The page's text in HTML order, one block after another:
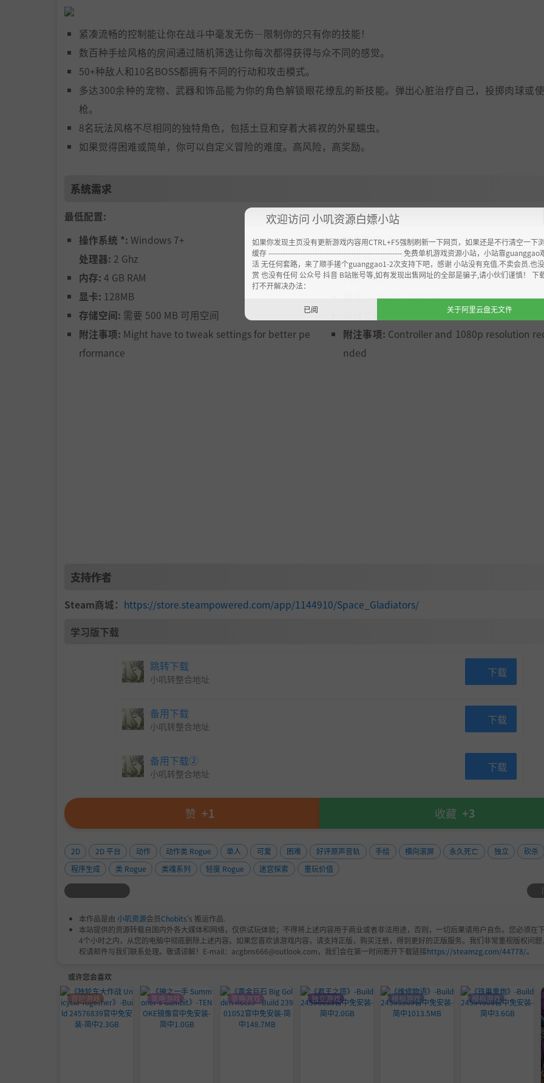
紧凑流畅的控制能让你在战斗中毫发无伤―限制你的只有你的技能！
数百种手绘风格的房间通过随机筛选让你每次都得获得与众不同的感觉。
50+种敌人和10名BOSS都拥有不同的行动和攻击模式。
多达300余种的宠物、武器和饰品能为你的角色解锁眼花缭乱的新技能。弹出心脏治疗自己，投掷肉球或
枪。
8名玩法风格不尽相同的独特角色，包括土豆和穿着大裤衩的外星蠕虫。
如果觉得困难或简单，你可以自定义冒险的难度。高风险，高奖励。
系统需求
最低配置:
操作系统 *: Windows 7+
处理器: 2 Ghz
内存: 4 GB RAM
显卡: 128MB
存储空间: 需要 500 MB 可用空间
附注事项: Might have to tweak settings for better pe
rformance
推荐配置:
操作系统:Windows 10
处理器:Intel i5+
内存:8 GB RAM
GeForce GTX 560
需要 500 MB 可用空间
附注事项: Controller and 1080p resolution
nded
支持作者
Steam商城： https://store.steampowered.com/app/1144910/Space_Gladiators/
学习版下载
跳转下载
小叽转整合地址 下载
备用下载
小叽转整合地址 下载
备用下载②
小叽转整合地址 下载
赞 +1 收藏 +3
2D 2D 平台 动作 动作类 Rogue 单人 可爱 困难 好评原声音轨 手绘 横向滚屏 永久死亡 独立
砍杀
程序生成
类 Rogue 类魂系列 轻度 Rogue 迷宫探索 重玩价值
本作品是由 小叽资源会员Chobits's 搬运作品.
本站提供的资源转载自国内外各大媒体和网络，仅供试玩体验；不得将上述内容用于商业或者非法用途，否则，一切后果请用户自负。您必须在
4个小时之内，从您的电脑中彻底删除上述内容。如果您喜欢该游戏内容，请支持正版，购买注册，得到更好的正版服务。我们非常重视版权问题
权请邮件与我们联系处理。敬请谅解！E-mail：acgbns666@outlook.com，我们会在第一时间断开下载链接https://steamzg.com/44778/。
或许您会喜欢
冒险游戏 策略游戏 策略游戏 独立游戏 模拟游戏 模拟游戏
欢迎访问 小叽资源白嫖小站
如果你发现主页没有更新游戏内容用CTRL+F5强制刷新一下网页，如果还是不行清空一下
缓存 ------------------------------------------------------- 免费单机游戏资源小站，小站靠guanggao
活 无任何套路，来了顺手搓个guanggao1-2次支持下吧，感谢 小站没有充值.不卖会员.也
赏 也没有任何 公众号 抖音 B站账号等,如有发现出售网址的全部是骗子,请小伙们谨慎！ 下
打不开解决办法：
已阅 关于阿里云盘无文件